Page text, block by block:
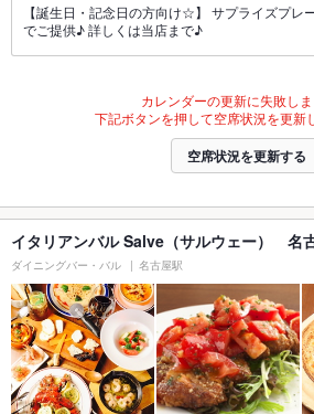
【誕生日・記念日の方向け☆】 サプライズプレ
でご提供♪ 詳しくは当店まで♪
カレンダーの更新に失敗しま
下記ボタンを押して空席状況を更新
空席状況を更新する
イタリアンバル Salve（サルウェー） 名
ダイニングバー・バル 名古屋駅